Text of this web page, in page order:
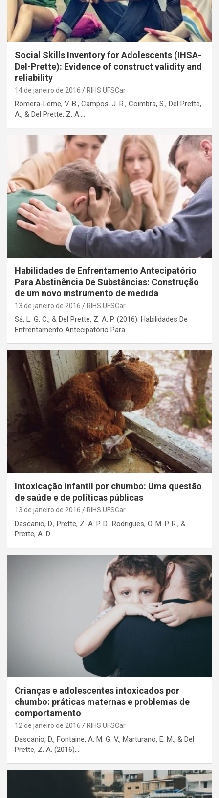
Social Skills Inventory for Adolescents (IHSA-
Del-Prette): Evidence of construct validity and
reliability
14 de janeiro de 2016 RIHS UFSCar
Romera-Leme, V. B., Campos, J. R., Coimbra, S., Del Prette,
A., & Del Prette, Z. A.…
Habilidades de Enfrentamento Antecipatório
Para Abstinência De Substâncias: Construção
de um novo instrumento de medida
13 de janeiro de 2016 RIHS UFSCar
Sá, L. G. C., & Del Prette, Z. A. P. (2016). Habilidades De
Enfrentamento Antecipatório Para…
Intoxicação infantil por chumbo: Uma questão
de saúde e de políticas públicas
13 de janeiro de 2016 RIHS UFSCar
Dascanio, D., Prette, Z. A. P. D., Rodrigues, O. M. P. R., &
Prette, A. D.…
Crianças e adolescentes intoxicados por
chumbo: práticas maternas e problemas de
comportamento
12 de janeiro de 2016 RIHS UFSCar
Dascanio, D., Fontaine, A. M. G. V., Marturano, E. M., & Del
Prette, Z. A. (2016).…